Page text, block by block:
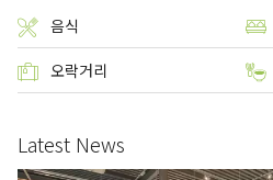
음식
오락거리
Latest News